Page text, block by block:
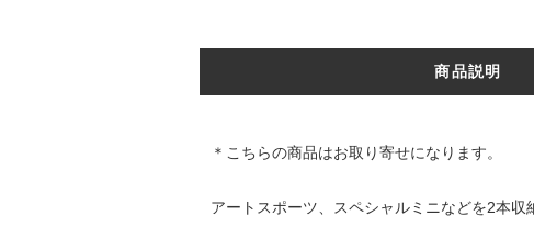
商品説明
＊こちらの商品はお取り寄せになります。
アートスポーツ、スペシャルミニなどを2本収